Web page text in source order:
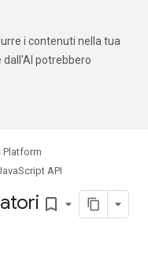
i contenuti nella tua
potrebbero
Platform
API
bookmark_border